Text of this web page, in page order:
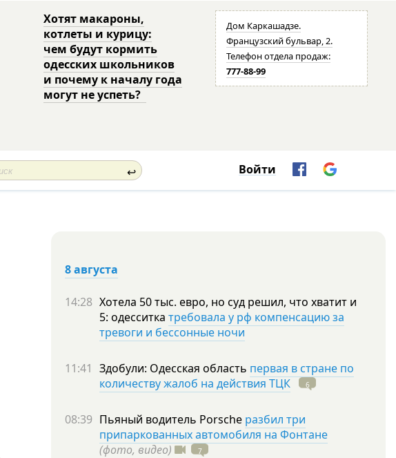
Хотят макароны,
котлеты и курицу:
чем будут кормить
одесских школьников
и почему к началу года
могут не успеть?
Дом Каркашадзе.
Французский бульвар, 2.
Телефон отдела продаж:
777-88-99
↩ Войти
8 августа
14:28 Хотела 50 тыс. евро, но суд решил, что хватит и
5: одесситка требовала у рф компенсацию за
тревоги и бессонные ночи
11:41 Здобули: Одесская область первая в стране по
количеству жалоб на действия ТЦК
6
08:39 Пьяный водитель Porsche разбил три
припаркованных автомобиля на Фонтане
(фото, видео)
7